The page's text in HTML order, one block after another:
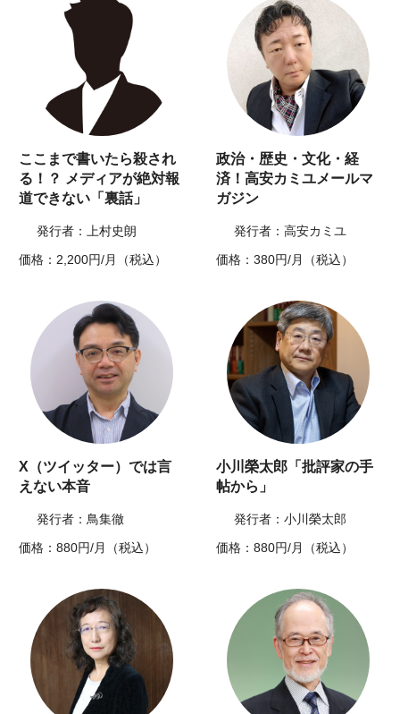
ここまで書いたら殺され
る！？ メディアが絶対報
道できない「裏話」
発行者：上村史朗
価格：2,200円/月（税込）
政治・歴史・文化・経
済！高安カミユメールマ
ガジン
発行者：高安カミユ
価格：380円/月（税込）
X（ツイッター）では言
えない本音
発行者：鳥集徹
価格：880円/月（税込）
小川榮太郎「批評家の手
帖から」
発行者：小川榮太郎
価格：880円/月（税込）